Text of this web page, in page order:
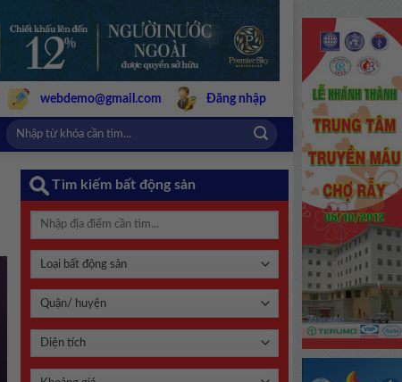
webdemo@gmail.com Đăng nhập
Tìm kiếm bất động sản